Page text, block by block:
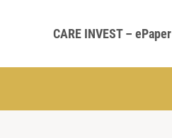
CARE INVEST – ePaper